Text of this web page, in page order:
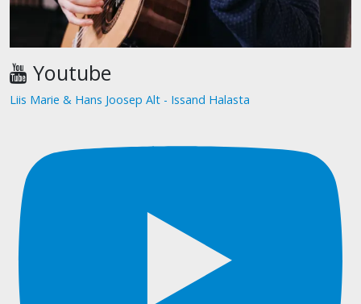
Youtube
Liis Marie & Hans Joosep Alt - Issand Halasta